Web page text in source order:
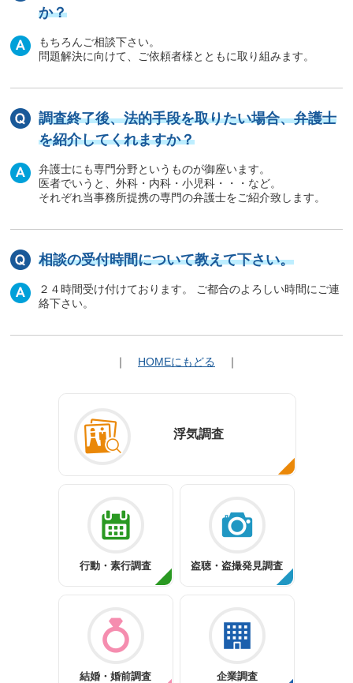
か？
もちろんご相談下さい。
問題解決に向けて、ご依頼者様とともに取り組みます。
調査終了後、法的手段を取りたい場合、弁護士
を紹介してくれますか？
弁護士にも専門分野というものが御座います。
医者でいうと、外科・内科・小児科・・・など。
それぞれ当事務所提携の専門の弁護士をご紹介致します。
相談の受付時間について教えて下さい。
２４時間受け付けております。 ご都合のよろしい時間にご連
絡下さい。
｜ HOMEにもどる ｜
浮気調査
行動・素行調査 盗聴・盗撮発見調査
結婚・婚前調査 企業調査